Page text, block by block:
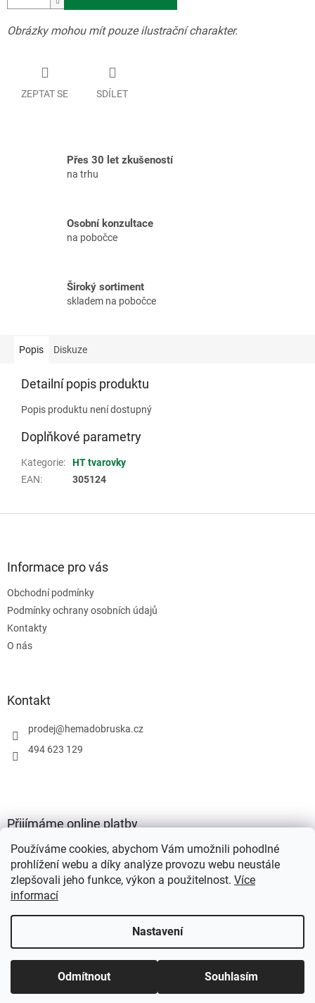
Používáme cookies, abychom Vám umožnili pohodlné
prohlížení webu a díky analýze provozu webu neustále
zlepšovali jeho funkce, výkon a použitelnost. Více
informací
Nastavení
Odmítnout Souhlasím
Obrázky mohou mít pouze ilustrační charakter.
ZEPTAT SE SDÍLET
Přes 30 let zkušeností
na trhu
Osobní konzultace
na pobočce
Široký sortiment
skladem na pobočce
Popis Diskuze
Detailní popis produktu
Popis produktu není dostupný
Doplňkové parametry
Kategorie:
HT tvarovky
EAN: 305124
Informace pro vás
Obchodní podmínky
Podmínky ochrany osobních údajů
Kontakty
O nás
Kontakt
prodej@hemadobruska.cz
494 623 129
Přijímáme online platby
HEMA Dobruška s.r.o.
Upravit nastavení cookies